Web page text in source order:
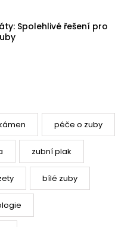
Spolehlivé řešení pro
péče o zuby
zubní plak
bílé zuby